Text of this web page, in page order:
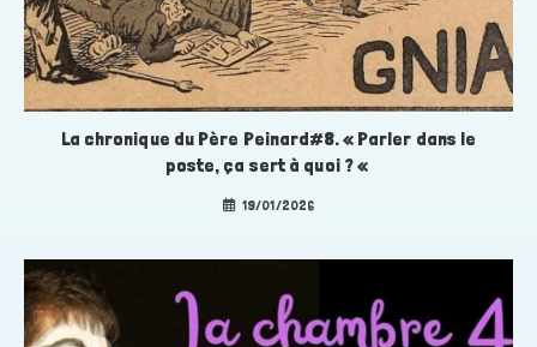
La chronique du Père Peinard#8. « Parler dans le
poste, ça sert à quoi ? «
19/01/2026